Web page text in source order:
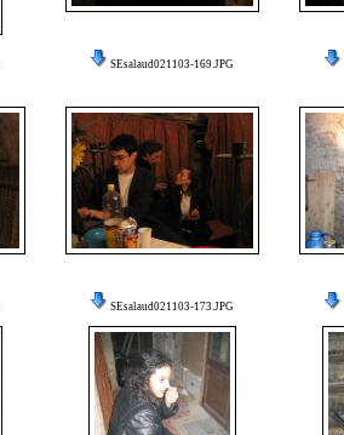
SEsalaud021103-169.JPG
SEsalaud021103-173.JPG